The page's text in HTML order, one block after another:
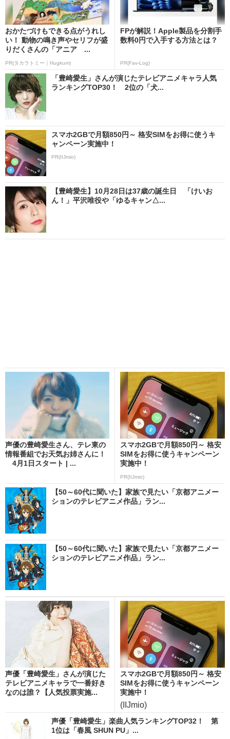
おかたづけもできる点がうれし
い！ 動物の鳴き声やセリフが盛
りだくさんの「アニア ...
PR(タカラトミー｜Hugkum)
FPが解説！Apple製品を分割手
数料0円で入手する方法とは？
PR(Fav-Log)
「豊崎愛生」さんが演じたテレビアニメキャラ人気
ランキングTOP30！ 2位の「犬...
スマホ2GBで月額850円～ 格安SIMをお得に使うキ
ャンペーン実施中！
PR(IIJmio)
【豊崎愛生】10月28日は37歳の誕生日 「けいお
ん！」平沢唯役や「ゆるキャン△...
声優の豊崎愛生さん、テレ東の
情報番組でお天気お姉さんに！
4月1日スタート | ...
スマホ2GBで月額850円～ 格安
SIMをお得に使うキャンペーン
実施中！
PR(IIJmio)
【50～60代に聞いた】家族で見たい「京都アニメー
ションのテレビアニメ作品」ラン...
【50～60代に聞いた】家族で見たい「京都アニメー
ションのテレビアニメ作品」ラン...
声優「豊崎愛生」さんが演じた
テレビアニメキャラで一番好き
なのは誰？【人気投票実施...
スマホ2GBで月額850円～ 格安
SIMをお得に使うキャンペーン
実施中！
(IIJmio)
声優「豊崎愛生」楽曲人気ランキングTOP32！ 第
1位は「春風 SHUN PU」...